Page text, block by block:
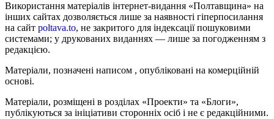
Використання матеріалів інтернет-видання «Полтавщина» на
інших сайтах дозволяється лише за наявності гіперпосилання
на сайт poltava.to, не закритого для індексації пошуковими
системами; у друкованих виданнях — лише за погодженням з
редакцією.
Матеріали, позначені написом , опубліковані на комерційній
основі.
Матеріали, розміщені в розділах «Проекти» та «Блоги»,
публікуються за ініціативи сторонніх осіб і не є редакційними.